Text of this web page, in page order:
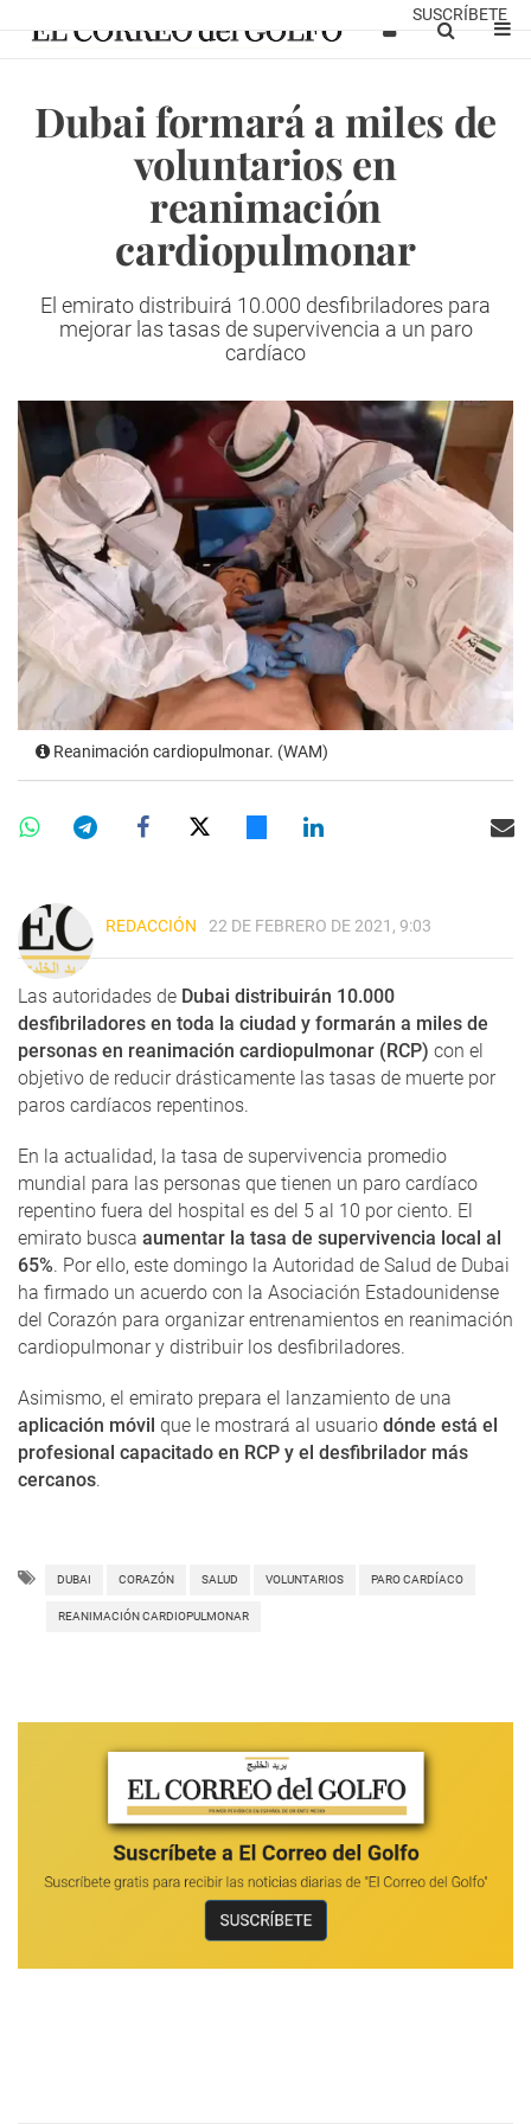
SUSCRÍBETE
Dubai formará a miles de
voluntarios en
reanimación
cardiopulmonar
El emirato distribuirá 10.000 desfibriladores para
mejorar las tasas de supervivencia a un paro
cardíaco
Reanimación cardiopulmonar. (WAM)
REDACCIÓN 22 DE FEBRERO DE 2021, 9:03
Las autoridades de Dubai distribuirán 10.000
desfibriladores en toda la ciudad y formarán a miles de
personas en reanimación cardiopulmonar (RCP) con el
objetivo de reducir drásticamente las tasas de muerte por
paros cardíacos repentinos.
En la actualidad, la tasa de supervivencia promedio
mundial para las personas que tienen un paro cardíaco
repentino fuera del hospital es del 5 al 10 por ciento. El
emirato busca aumentar la tasa de supervivencia local al
65%. Por ello, este domingo la Autoridad de Salud de Dubai
ha firmado un acuerdo con la Asociación Estadounidense
del Corazón para organizar entrenamientos en reanimación
cardiopulmonar y distribuir los desfibriladores.
Asimismo, el emirato prepara el lanzamiento de una
aplicación móvil que le mostrará al usuario dónde está el
profesional capacitado en RCP y el desfibrilador más
cercanos.
DUBAI CORAZÓN SALUD VOLUNTARIOS PARO CARDÍACO
REANIMACIÓN CARDIOPULMONAR